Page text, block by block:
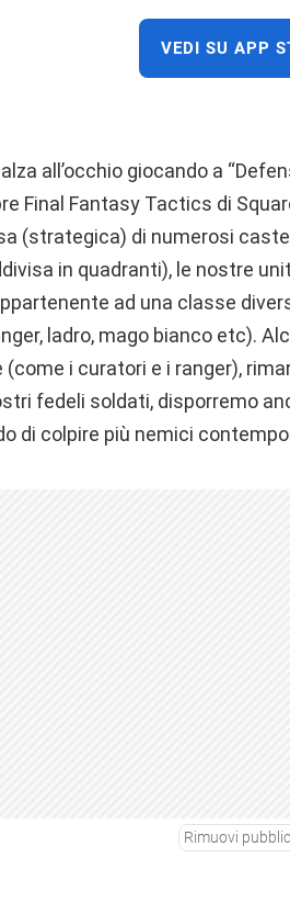
VEDI SU APP
all’occhio giocando a
Final Fantasy Tactics di
(strategica) di numerosi
in quadranti), le nostre
ad una classe
ladro, mago bianco etc).
(come i curatori e i ranger),
fedeli soldati, disporremo
di colpire più nemici
Rimuovi